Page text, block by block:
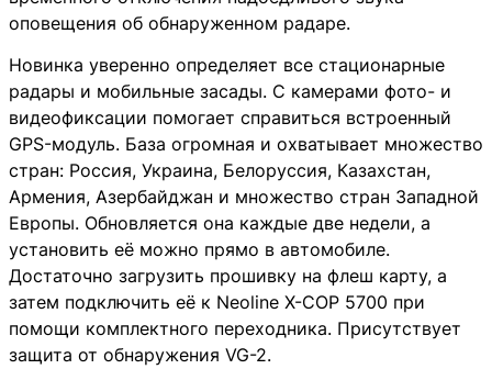
оповещения об обнаруженном радаре.
Новинка уверенно определяет все стационарные
радары и мобильные засады. С камерами фото- и
видеофиксации помогает справиться встроенный
GPS-модуль. База огромная и охватывает множество
стран: Россия, Украина, Белоруссия, Казахстан,
Армения, Азербайджан и множество стран Западной
Европы. Обновляется она каждые две недели, а
установить её можно прямо в автомобиле.
Достаточно загрузить прошивку на флеш карту, а
затем подключить её к Neoline X-COP 5700 при
помощи комплектного переходника. Присутствует
защита от обнаружения VG-2.